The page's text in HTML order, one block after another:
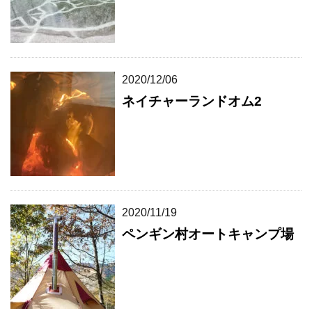
2020/12/06
ネイチャーランドオム2
2020/11/19
ペンギン村オートキャンプ場